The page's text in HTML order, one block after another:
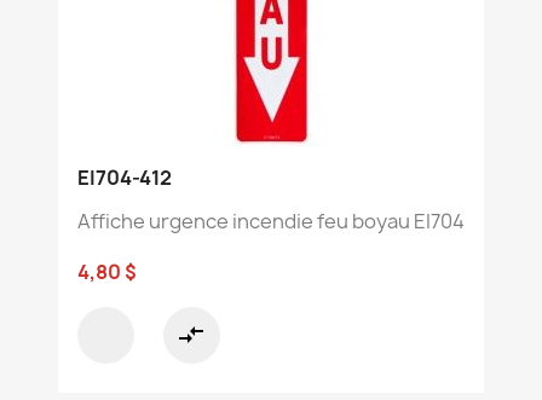
EI704-412
Affiche urgence incendie feu boyau EI704
4,80 $
compare_arrows